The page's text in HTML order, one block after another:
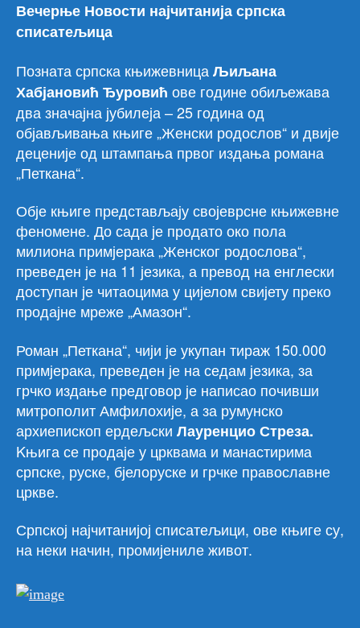
Вечерње Новости најчитанија српска
списатељица
Позната српска књижевница Љиљана
Хабјановић Ђуровић ове године обиљежава
два значајна јубилеја – 25 година од
објављивања књиге „Женски родослов“ и двије
деценије од штампања првог издања романа
„Петкана“.
Обје књиге представљају својеврсне књижевне
феномене. До сада је продато око пола
милиона примјерака „Женског родослова“,
преведен је на 11 језика, а превод на енглески
доступан је читаоцима у цијелом свијету преко
продајне мреже „Амазон“.
Роман „Петкана“, чији је укупан тираж 150.000
примјерака, преведен је на седам језика, за
грчко издање предговор је написао почивши
митрополит Амфилохије, а за румунско
архиепископ ердељски Лауренцио Стреза.
Kњига се продаје у црквама и манастирима
српске, руске, бјелоруске и грчке православне
цркве.
Српској најчитанијој списатељици, ове књиге су,
на неки начин, промијениле живот.